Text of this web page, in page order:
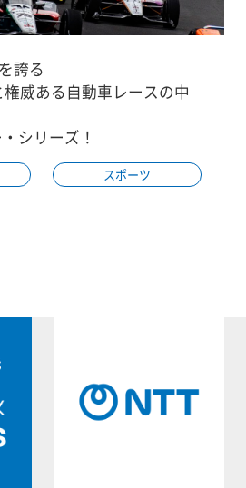
誇る
威ある自動車レースの中
シリーズ！
スポーツ